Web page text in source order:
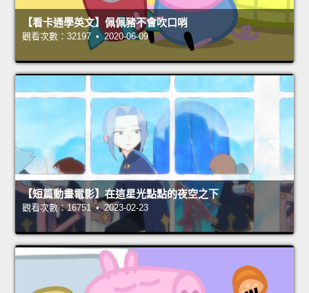
【看卡通學英文】佩佩豬不會吹口哨
觀看次數：32197 • 2020-06-09
【短篇動畫電影】在這星光點點的夜空之下
觀看次數：16751 • 2023-02-23